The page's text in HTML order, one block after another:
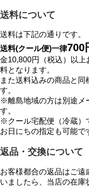
送料について
送料は下記の通りです。
送料(クール便)一律700
金10,800円（税込）以
料となります。
また送料込みの商品と同
す。
※離島地域の方は別途メ
す。
※クール宅配便（冷蔵）
お日にちの指定も可能で
返品・交換について
お客様都合の返品はご
いましたら、当店の在庫